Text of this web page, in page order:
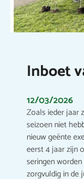
Inboet
12/03/2026
Zoals ieder jaar
seizoen niet
nieuw geënte
eerst 4 jaar zijn
seringen
zorgvuldig in de